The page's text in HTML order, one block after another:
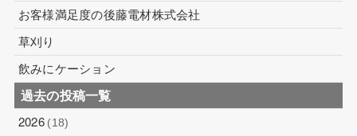
お客様満足度の後藤電材株式会社
草刈り
飲みにケーション
過去の投稿一覧
2026 (18)